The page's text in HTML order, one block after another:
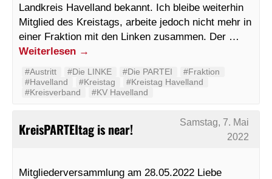
Landkreis Havelland bekannt. Ich bleibe weiterhin
Mitglied des Kreistags, arbeite jedoch nicht mehr in
einer Fraktion mit den Linken zusammen. Der …
Weiterlesen →
#Austritt #Die LINKE #Die PARTEI
#Fraktion
#Havelland
#Kreistag
#Kreistag Havelland
#Kreisverband
#KV Havelland
KreisPARTEItag is near!
Samstag, 7. Mai
2022
Mitgliederversammlung am 28.05.2022 Liebe